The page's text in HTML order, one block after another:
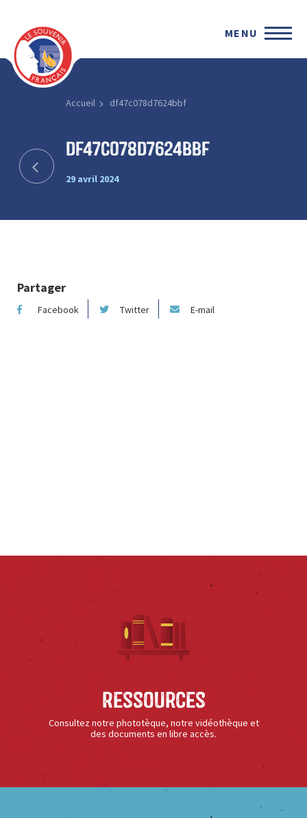
MENU
Accueil df47c078d7624bbf
df47c078d7624bbf
29 avril 2024
Partager
Facebook Twitter E-mail
Ressources
Consultez notre phototèque, notre vidéothèque et
des documents en libre accès.